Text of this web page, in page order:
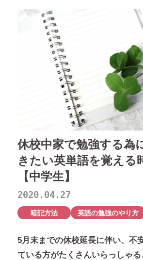
休校中家で勉強する為
きたい英単語を覚える
【中学生】
2020.04.27
暗記方法 英語の勉強のやり方
5月末までの休校延長に伴い、不
ている方がたくさんいらっしゃる